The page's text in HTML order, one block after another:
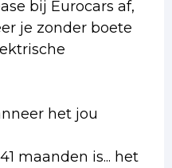
bij Eurocars af,
je zonder boete
het jou
maanden is... het